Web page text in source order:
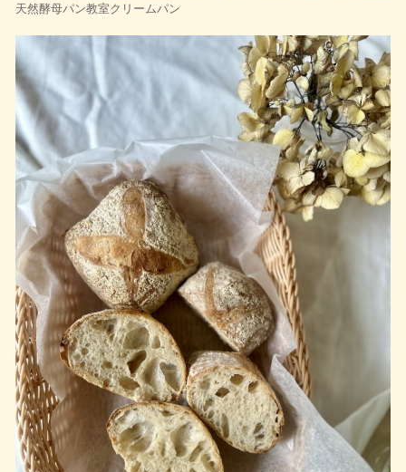
天然酵母パン教室クリームパン